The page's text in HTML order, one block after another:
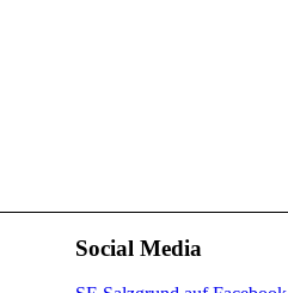
Social Media